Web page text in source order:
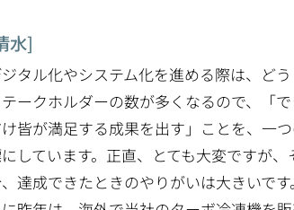
水]
タル化やシステム化を進める際は、どう
ークホルダーの数が多くなるので、「
皆が満足する成果を出す」ことを、一
しています。正直、とても大変ですが、
達成できたときのやりがいは大きいです